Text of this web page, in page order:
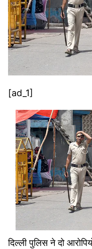
[ad_1]
दिल्ली पुलिस ने दो